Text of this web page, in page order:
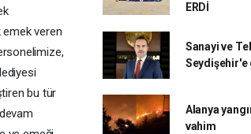
emek veren
bu tür
ERDİ
Sanayi ve
Seydişehir'e
Alanya
vahim